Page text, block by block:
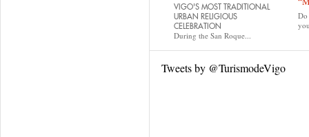
VIGO'S MOST TRADITIONAL
URBAN RELIGIOUS
CELEBRATION
During the San Roque...
Do
Tweets by @TurismodeVigo